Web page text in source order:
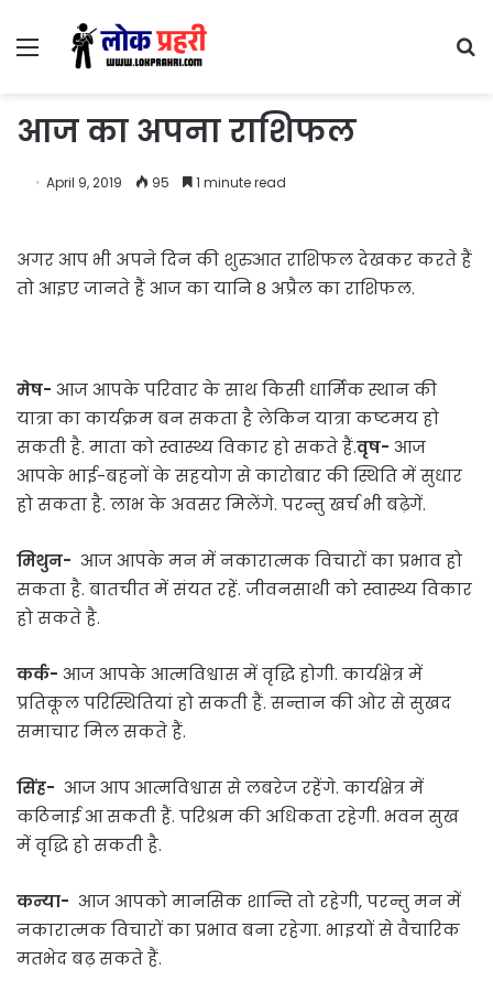
Menu
आज का अपना राशिफल
April 9, 2019 95 1 minute read
अगर आप भी अपने दिन की शुरुआत राशिफल देखकर करते हैं
तो आइए जानते हैं आज का यानि 8 अप्रैल का राशिफल.
मेष- आज आपके परिवार के साथ किसी धार्मिक स्थान की
यात्रा का कार्यक्रम बन सकता है लेकिन यात्रा कष्टमय हो
सकती है. माता को स्वास्थ्य विकार हो सकते हैं.वृष- आज
आपके भाई-बहनों के सहयोग से कारोबार की स्थिति में सुधार
हो सकता है. लाभ के अवसर मिलेंगे. परन्तु खर्च भी बढ़ेगें.
मिथुन- आज आपके मन में नकारात्मक विचारों का प्रभाव हो
सकता है. बातचीत में संयत रहें. जीवनसाथी को स्वास्थ्य विकार
हो सकते है.
कर्क- आज आपके आत्मविश्वास में वृद्धि होगी. कार्यक्षेत्र में
प्रतिकूल परिस्थितियां हो सकती हैं. सन्तान की ओर से सुखद
समाचार मिल सकते हैं.
सिंह- आज आप आत्मविश्वास से लबरेज रहेंगे. कार्यक्षेत्र में
कठिनाई आ सकती हैं. परिश्रम की अधिकता रहेगी. भवन सुख
में वृद्धि हो सकती है.
कन्या- आज आपको मानसिक शान्ति तो रहेगी, परन्तु मन में
नकारात्मक विचारों का प्रभाव बना रहेगा. भाइयों से वैचारिक
मतभेद बढ़ सकते हैं.